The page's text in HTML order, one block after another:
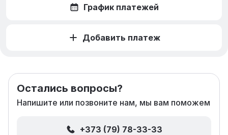
График платежей
Добавить платеж
Остались вопросы?
Напишите или позвоните нам, мы вам поможем
+373 (79) 78-33-33